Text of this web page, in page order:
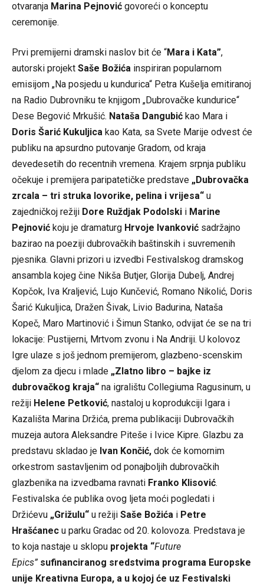
otvaranja Marina Pejnović govoreći o konceptu
ceremonije.
Prvi premijerni dramski naslov bit će “Mara i Kata”,
autorski projekt Saše Božića inspiriran popularnom
emisijom „Na posjedu u kundurica“ Petra Kušelja emitiranoj
na Radio Dubrovniku te knjigom „Dubrovačke kundurice“
Dese Begović Mrkušić. Nataša Dangubić kao Mara i
Doris Šarić Kukuljica kao Kata, sa Svete Marije odvest će
publiku na apsurdno putovanje Gradom, od kraja
devedesetih do recentnih vremena. Krajem srpnja publiku
očekuje i premijera paripatetičke predstave „Dubrovačka
zrcala – tri struka lovorike, pelina i vrijesa“ u
zajedničkoj režiji Dore Ruždjak Podolski i Marine
Pejnović koju je dramaturg Hrvoje Ivanković sadržajno
bazirao na poeziji dubrovačkih baštinskih i suvremenih
pjesnika. Glavni prizori u izvedbi Festivalskog dramskog
ansambla kojeg čine Nikša Butjer, Glorija Dubelj, Andrej
Kopčok, Iva Kraljević, Lujo Kunčević, Romano Nikolić, Doris
Šarić Kukuljica, Dražen Šivak, Livio Badurina, Nataša
Kopeč, Maro Martinović i Šimun Stanko, odvijat će se na tri
lokacije: Pustijerni, Mrtvom zvonu i Na Andriji. U kolovoz
Igre ulaze s još jednom premijerom, glazbeno-scenskim
djelom za djecu i mlade „Zlatno libro – bajke iz
dubrovačkog kraja“ na igralištu Collegiuma Ragusinum, u
režiji Helene Petković, nastaloj u koprodukciji Igara i
Kazališta Marina Držića, prema publikaciji Dubrovačkih
muzeja autora Aleksandre Piteše i Ivice Kipre. Glazbu za
predstavu skladao je Ivan Končić, dok će komornim
orkestrom sastavljenim od ponajboljih dubrovačkih
glazbenika na izvedbama ravnati Franko Klisović.
Festivalska će publika ovog ljeta moći pogledati i
Držićevu „Grižulu“ u režiji Saše Božića i Petre
Hrašćanec u parku Gradac od 20. kolovoza. Predstava je
to koja nastaje u sklopu projekta “Future
Epics” sufinanciranog sredstvima programa Europske
unije Kreativna Europa, a u kojoj će uz Festivalski